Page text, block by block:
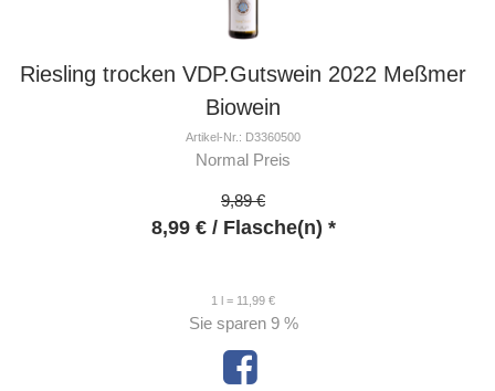
Riesling trocken VDP.Gutswein 2022 Meßmer
Biowein
Artikel-Nr.: D3360500
Normal Preis
9,89 €
8,99 €/ Flasche(n) *
1 l = 11,99 €
Sie sparen 9 %